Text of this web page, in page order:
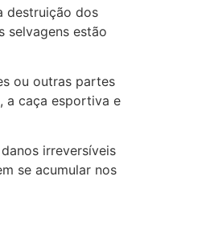
destruição dos
selvagens estão
ou outras partes
a caça esportiva e
irreversíveis
se acumular nos